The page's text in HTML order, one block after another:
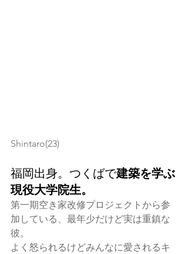
Shintaro(23)
福岡出身。つくばで建築を学ぶ
現役大学院生。
第一期空き家改修プロジェクトから参
加している、最年少だけど実は重鎮な
彼。
よく怒られるけどみんなに愛されるキ